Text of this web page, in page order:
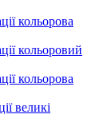
кольорова
кольоровий
кольорова
великі